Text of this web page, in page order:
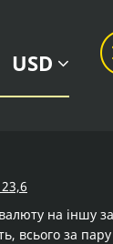
USD
на іншу
всього за